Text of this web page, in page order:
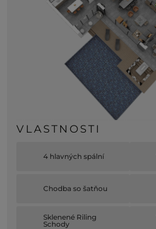
VLASTNOSTI
4 hlavných spální
Chodba so šatňou
Sklenené Riling
Schody